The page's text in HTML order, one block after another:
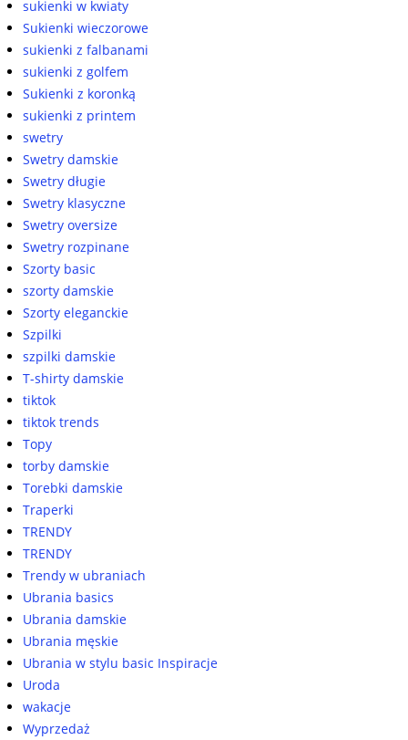
sukienki w kwiaty
Sukienki wieczorowe
sukienki z falbanami
sukienki z golfem
Sukienki z koronką
sukienki z printem
swetry
Swetry damskie
Swetry długie
Swetry klasyczne
Swetry oversize
Swetry rozpinane
Szorty basic
szorty damskie
Szorty eleganckie
Szpilki
szpilki damskie
T-shirty damskie
tiktok
tiktok trends
Topy
torby damskie
Torebki damskie
Traperki
TRENDY
TRENDY
Trendy w ubraniach
Ubrania basics
Ubrania damskie
Ubrania męskie
Ubrania w stylu basic Inspiracje
Uroda
wakacje
Wyprzedaż